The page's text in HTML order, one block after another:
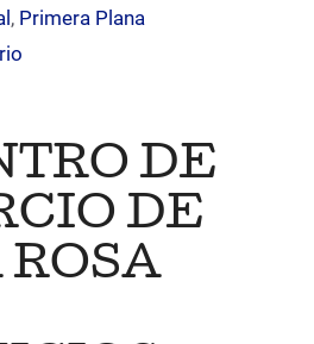
, Primera Plana
DE
DE